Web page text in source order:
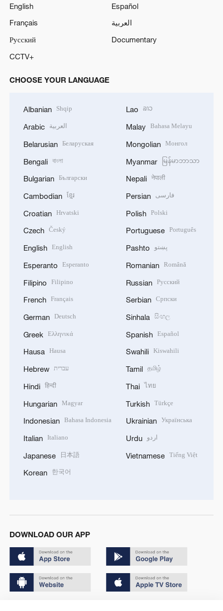
English
Español
Français
العربية
Русский
Documentary
CCTV+
CHOOSE YOUR LANGUAGE
Albanian Shqip
Arabic العربية
Belarusian Беларуская
Bengali বাংলা
Bulgarian Български
Cambodian ខ្មែរ
Croatian Hrvatski
Czech Český
English English
Esperanto Esperanto
Filipino Filipino
French Français
German Deutsch
Greek Ελληνικά
Hausa Hausa
Hebrew עברית
Hindi हिन्दी
Hungarian Magyar
Indonesian Bahasa Indonesia
Italian Italiano
Japanese 日本語
Korean 한국어
Lao ລາວ
Malay Bahasa Melayu
Mongolian Монгол
Myanmar မြန်မာဘာသာ
Nepali नेपाली
Persian فارسی
Polish Polski
Portuguese Português
Pashto پښتو
Romanian Română
Russian Русский
Serbian Српски
Sinhala සිංහල
Spanish Español
Swahili Kiswahili
Tamil தமிழ்
Thai ไทย
Turkish Türkçe
Ukrainian Українська
Urdu اردو
Vietnamese Tiếng Việt
DOWNLOAD OUR APP